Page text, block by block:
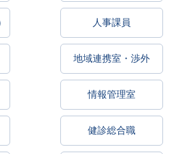
人事課員
地域連携室・渉外
情報管理室
健診総合職